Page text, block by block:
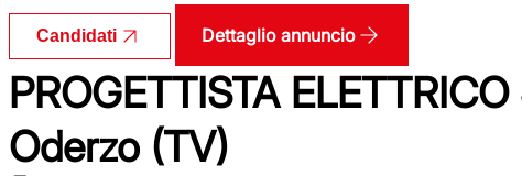
Candidati Dettaglio annuncio
PROGETTISTA
Oderzo (TV)